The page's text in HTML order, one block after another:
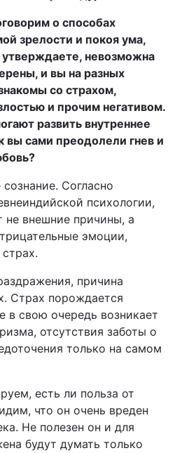
о способах
зрелости и покоя ума,
невозможна
и вы на разных
со страхом,
и прочим негативом.
развить внутреннее
вы сами преодолели гнев и
Согласно
психологии,
внешние причины, а
эмоции,
причина
Страх порождается
в свою очередь возникает
отсутствия заботы о
только на самом
есть ли польза от
что он очень вреден
Не полезен он и для
будут думать только